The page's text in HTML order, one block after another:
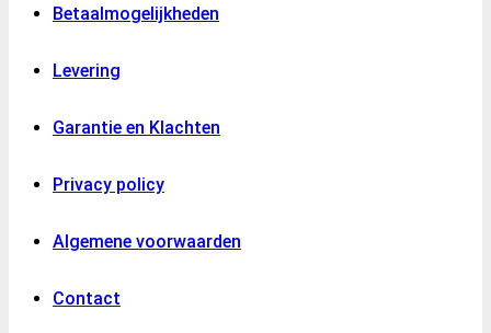
Betaalmogelijkheden
Levering
Garantie en Klachten
Privacy policy
Algemene voorwaarden
Contact